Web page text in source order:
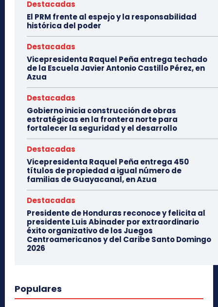
Destacadas
El PRM frente al espejo y la responsabilidad
histórica del poder
Destacadas
Vicepresidenta Raquel Peña entrega techado
de la Escuela Javier Antonio Castillo Pérez, en
Azua
Destacadas
Gobierno inicia construcción de obras
estratégicas en la frontera norte para
fortalecer la seguridad y el desarrollo
Destacadas
Vicepresidenta Raquel Peña entrega 450
títulos de propiedad a igual número de
familias de Guayacanal, en Azua
Destacadas
Presidente de Honduras reconoce y felicita al
presidente Luis Abinader por extraordinario
éxito organizativo de los Juegos
Centroamericanos y del Caribe Santo Domingo
2026
Populares